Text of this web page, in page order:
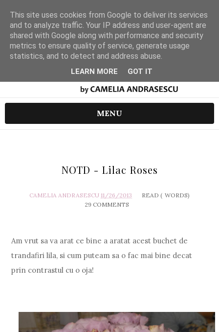
MENU
NOTD - Lilac Roses
CAMELIA ANDRASESCU 11/26/2013 READ ( WORDS)
29 COMMENTS
Am vrut sa va arat ce bine a aratat acest buchet de
trandafiri lila, si cum puteam sa o fac mai bine decat
prin contrastul cu o oja!
This site uses cookies from Google to deliver its services
and to analyze traffic. Your IP address and user-agent are
shared with Google along with performance and security
metrics to ensure quality of service, generate usage
statistics, and to detect and address abuse.
LEARN MORE GOT IT